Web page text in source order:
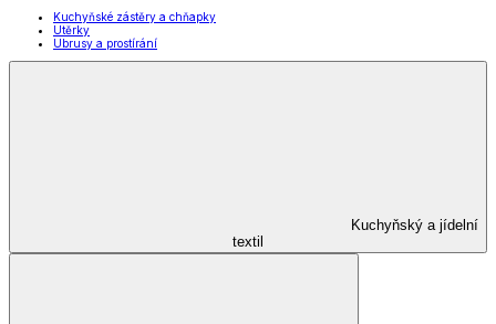
Kuchyňské zástěry a chňapky
Utěrky
Ubrusy a prostírání
Kuchyňský a jídelní
textil